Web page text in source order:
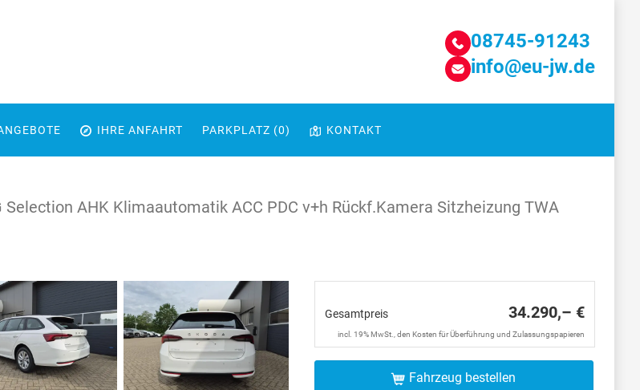
08745-91243
info@eu-jw.de
IHRE ANFAHRT PARKPLATZ (0) KONTAKT
Selection AHK Klimaautomatik ACC PDC v+h Rückf.Kamera Sitzheizung TWA
Gesamtpreis 34.290,– €
incl. 19% MwSt., den Kosten für Überführung und Zulassungspapieren
Fahrzeug bestellen